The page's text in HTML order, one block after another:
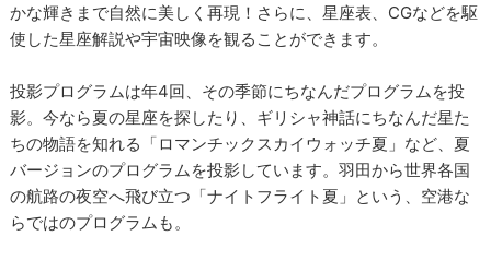
かな輝きまで自然に美しく再現！さらに、星座表、CGなどを駆
使した星座解説や宇宙映像を観ることができます。
投影プログラムは年4回、その季節にちなんだプログラムを投
影。今なら夏の星座を探したり、ギリシャ神話にちなんだ星た
ちの物語を知れる「ロマンチックスカイウォッチ夏」など、夏
バージョンのプログラムを投影しています。羽田から世界各国
の航路の夜空へ飛び立つ「ナイトフライト夏」という、空港な
らではのプログラムも。